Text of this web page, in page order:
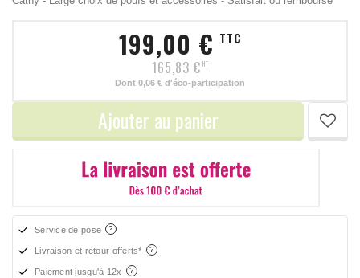
199,00 € TTC
165,83 € HT
Dont 0,06 € d'éco-participation
Ajouter au panier
Service de pose
Livraison et retour offerts*
Paiement jusqu'à 12x